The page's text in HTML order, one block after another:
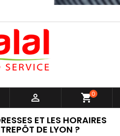
 shopping_cart0
ET LES HORAIRES
DE LYON ?